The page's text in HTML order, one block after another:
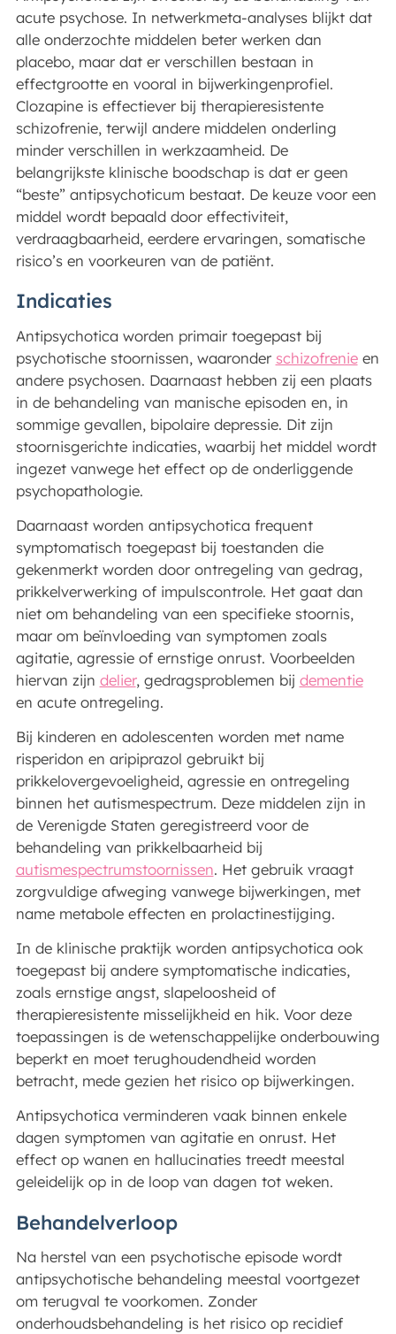
acute psychose. In netwerkmeta-analyses blijkt dat
alle onderzochte middelen beter werken dan
placebo, maar dat er verschillen bestaan in
effectgrootte en vooral in bijwerkingenprofiel.
Clozapine is effectiever bij therapieresistente
schizofrenie, terwijl andere middelen onderling
minder verschillen in werkzaamheid. De
belangrijkste klinische boodschap is dat er geen
“beste” antipsychoticum bestaat. De keuze voor een
middel wordt bepaald door effectiviteit,
verdraagbaarheid, eerdere ervaringen, somatische
risico’s en voorkeuren van de patiënt.
Indicaties
Antipsychotica worden primair toegepast bij
psychotische stoornissen, waaronder schizofrenieen
andere psychosen. Daarnaast hebben zij een plaats
in de behandeling van manische episoden en, in
sommige gevallen, bipolaire depressie. Dit zijn
stoornisgerichte indicaties, waarbij het middel wordt
ingezet vanwege het effect op de onderliggende
psychopathologie.
Daarnaast worden antipsychotica frequent
symptomatisch toegepast bij toestanden die
gekenmerkt worden door ontregeling van gedrag,
prikkelverwerking of impulscontrole. Het gaat dan
niet om behandeling van een specifieke stoornis,
maar om beïnvloeding van symptomen zoals
agitatie, agressie of ernstige onrust. Voorbeelden
hiervan zijn delier, gedragsproblemen bij dementie
en acute ontregeling.
Bij kinderen en adolescenten worden met name
risperidon en aripiprazol gebruikt bij
prikkelovergevoeligheid, agressie en ontregeling
binnen het autismespectrum. Deze middelen zijn in
de Verenigde Staten geregistreerd voor de
behandeling van prikkelbaarheid bij
autismespectrumstoornissen. Het gebruik vraagt
zorgvuldige afweging vanwege bijwerkingen, met
name metabole effecten en prolactinestijging.
In de klinische praktijk worden antipsychotica ook
toegepast bij andere symptomatische indicaties,
zoals ernstige angst, slapeloosheid of
therapieresistente misselijkheid en hik. Voor deze
toepassingen is de wetenschappelijke onderbouwing
beperkt en moet terughoudendheid worden
betracht, mede gezien het risico op bijwerkingen.
Antipsychotica verminderen vaak binnen enkele
dagen symptomen van agitatie en onrust. Het
effect op wanen en hallucinaties treedt meestal
geleidelijk op in de loop van dagen tot weken.
Behandelverloop
Na herstel van een psychotische episode wordt
antipsychotische behandeling meestal voortgezet
om terugval te voorkomen. Zonder
onderhoudsbehandeling is het risico op recidief